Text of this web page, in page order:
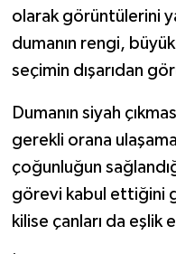
olarak görüntülerini
dumanın rengi,
seçimin dışarıdan
Dumanın siyah
gerekli orana
çoğunluğun
görevi kabul ettiğini
kilise çanları da eşlik